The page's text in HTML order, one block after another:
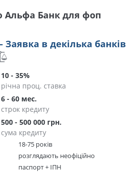
Альфа Банк для фоп
Заявка в декілька банків
10 - 35%
річна проц. ставка
6 - 60 мес.
строк кредиту
500 - 500 000 грн.
сума кредиту
18-75 років
розглядають неофіційно
паспорт + ІПН